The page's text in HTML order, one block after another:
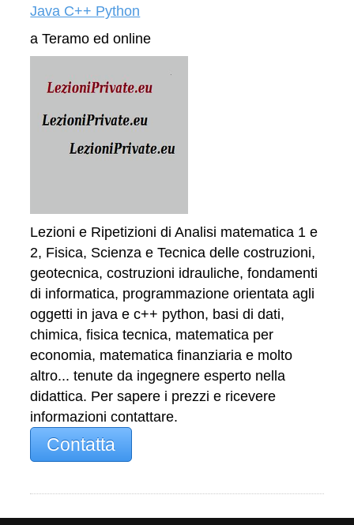
Java C++ Python
a Teramo ed online
Lezioni e Ripetizioni di Analisi matematica 1 e
2, Fisica, Scienza e Tecnica delle costruzioni,
geotecnica, costruzioni idrauliche, fondamenti
di informatica, programmazione orientata agli
oggetti in java e c++ python, basi di dati,
chimica, fisica tecnica, matematica per
economia, matematica finanziaria e molto
altro... tenute da ingegnere esperto nella
didattica. Per sapere i prezzi e ricevere
informazioni contattare.
Contatta